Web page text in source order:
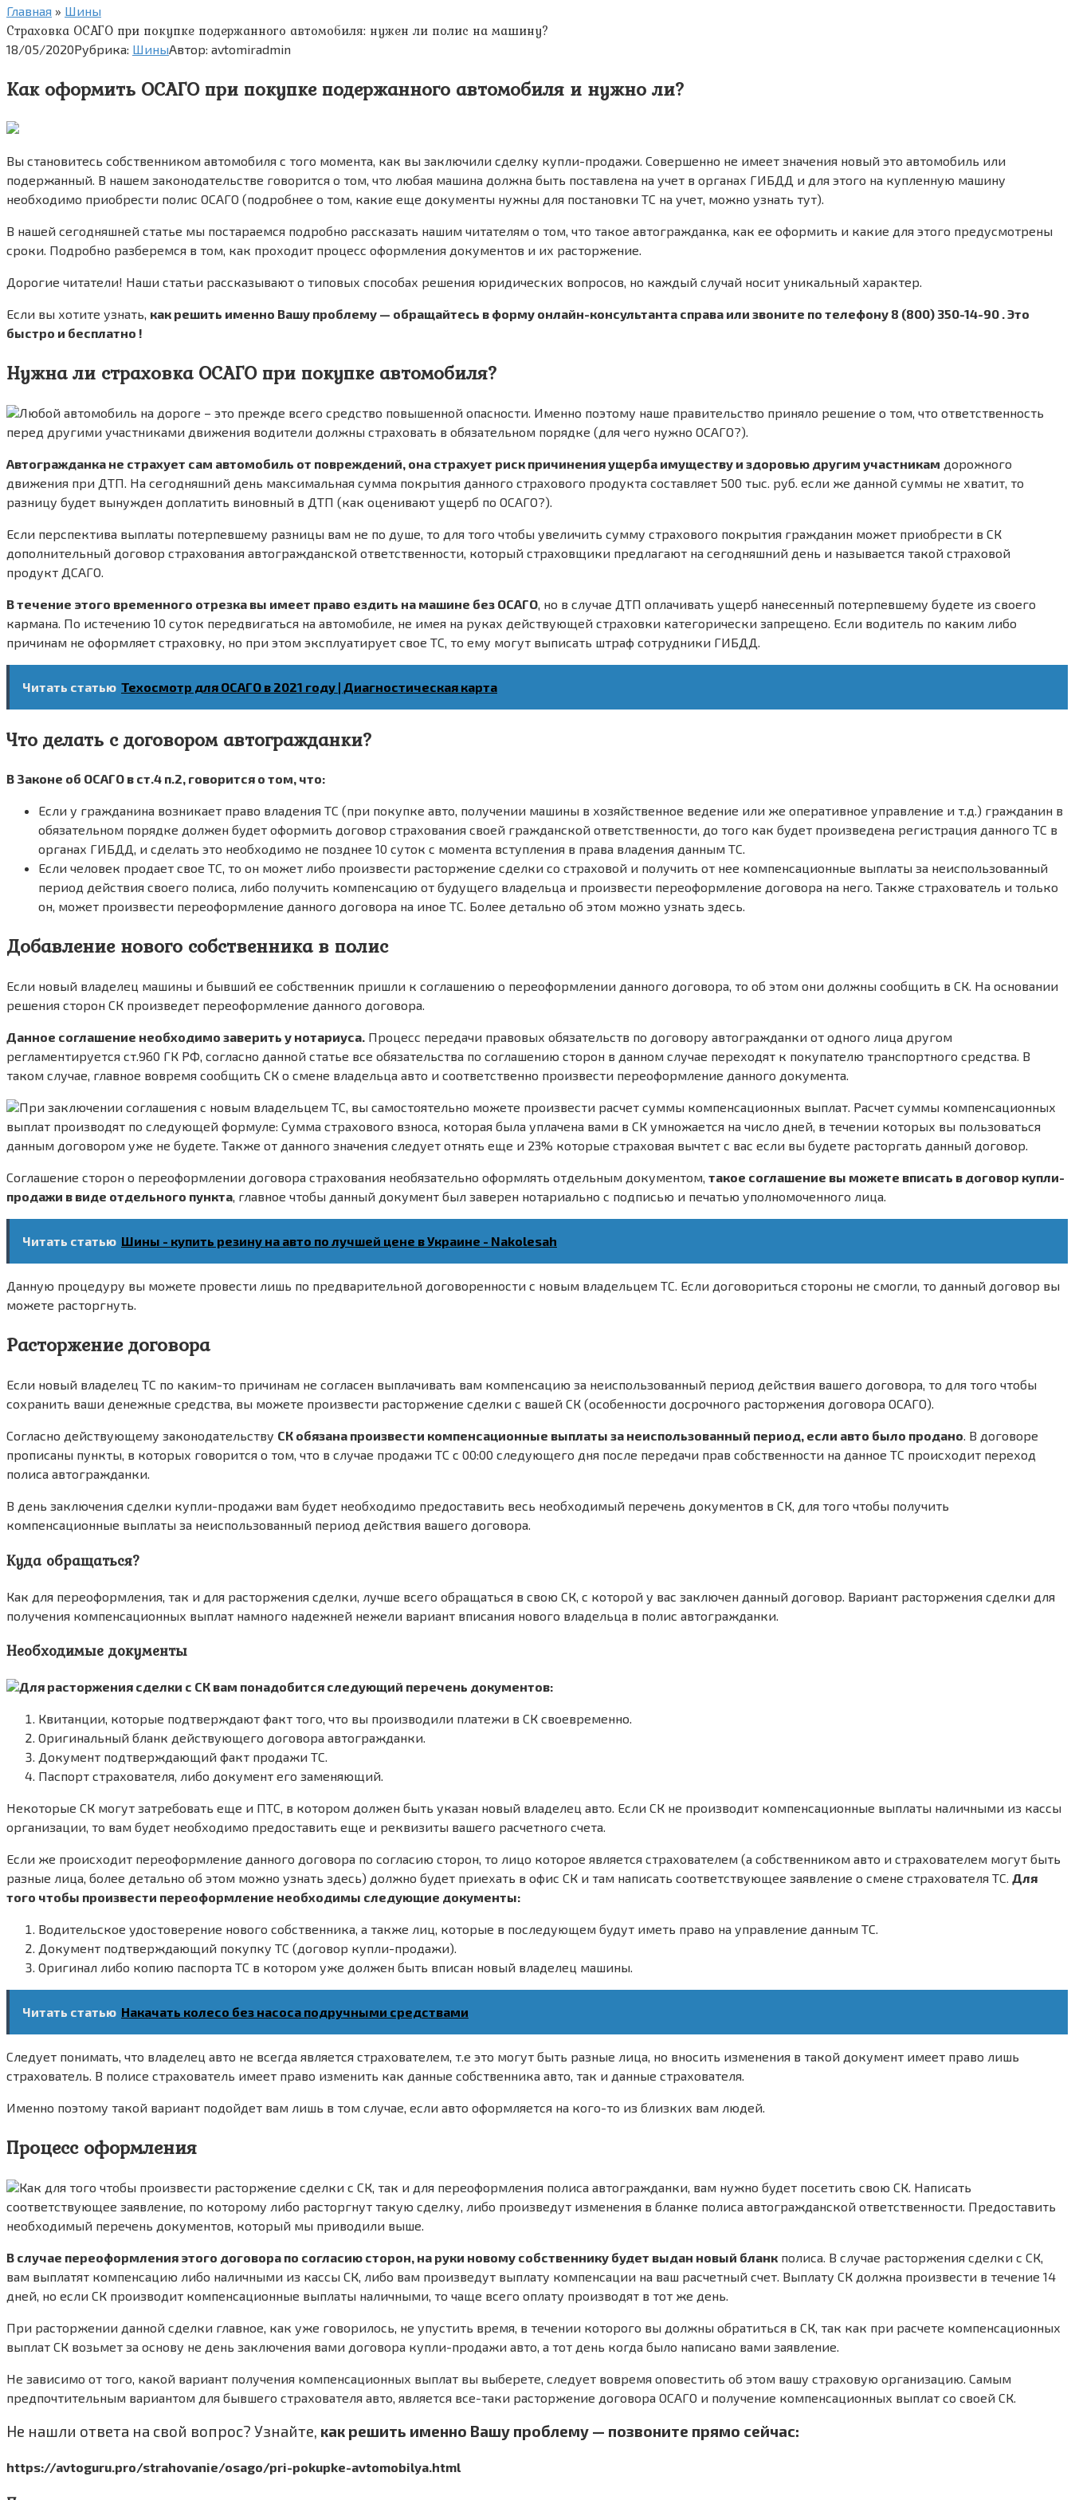
Главная » Шины
Страховка ОСАГО при покупке подержанного автомобиля: нужен ли полис на машину?
18/05/2020Рубрика: ШиныАвтор: avtomiradmin
Как оформить ОСАГО при покупке подержанного автомобиля и нужно ли?
Вы становитесь собственником автомобиля с того момента, как вы заключили сделку купли-продажи. Совершенно не имеет значения новый это автомобиль или
подержанный. В нашем законодательстве говорится о том, что любая машина должна быть поставлена на учет в органах ГИБДД и для этого на купленную машину
необходимо приобрести полис ОСАГО (подробнее о том, какие еще документы нужны для постановки ТС на учет, можно узнать тут).
В нашей сегодняшней статье мы постараемся подробно рассказать нашим читателям о том, что такое автогражданка, как ее оформить и какие для этого предусмотрены
сроки. Подробно разберемся в том, как проходит процесс оформления документов и их расторжение.
Дорогие читатели! Наши статьи рассказывают о типовых способах решения юридических вопросов, но каждый случай носит уникальный характер.
Если вы хотите узнать, как решить именно Вашу проблему — обращайтесь в форму онлайн-консультанта справа или звоните по телефону 8 (800) 350-14-90 . Это
быстро и бесплатно !
Нужна ли страховка ОСАГО при покупке автомобиля?
Любой автомобиль на дороге – это прежде всего средство повышенной опасности. Именно поэтому наше правительство приняло решение о том, что ответственность
перед другими участниками движения водители должны страховать в обязательном порядке (для чего нужно ОСАГО?).
Автогражданка не страхует сам автомобиль от повреждений, она страхует риск причинения ущерба имуществу и здоровью другим участникам дорожного
движения при ДТП. На сегодняшний день максимальная сумма покрытия данного страхового продукта составляет 500 тыс. руб. если же данной суммы не хватит, то
разницу будет вынужден доплатить виновный в ДТП (как оценивают ущерб по ОСАГО?).
Если перспектива выплаты потерпевшему разницы вам не по душе, то для того чтобы увеличить сумму страхового покрытия гражданин может приобрести в СК
дополнительный договор страхования автогражданской ответственности, который страховщики предлагают на сегодняшний день и называется такой страховой
продукт ДСАГО.
В течение этого временного отрезка вы имеет право ездить на машине без ОСАГО , но в случае ДТП оплачивать ущерб нанесенный потерпевшему будете из своего
кармана. По истечению 10 суток передвигаться на автомобиле, не имея на руках действующей страховки категорически запрещено. Если водитель по каким либо
причинам не оформляет страховку, но при этом эксплуатирует свое ТС, то ему могут выписать штраф сотрудники ГИБДД.
Читать статью Техосмотр для ОСАГО в 2021 году | Диагностическая карта
Что делать с договором автогражданки?
В Законе об ОСАГО в ст.4 п.2, говорится о том, что:
Если у гражданина возникает право владения ТС (при покупке авто, получении машины в хозяйственное ведение или же оперативное управление и т.д.) гражданин в
обязательном порядке должен будет оформить договор страхования своей гражданской ответственности, до того как будет произведена регистрация данного ТС в
органах ГИБДД, и сделать это необходимо не позднее 10 суток с момента вступления в права владения данным ТС.
Если человек продает свое ТС, то он может либо произвести расторжение сделки со страховой и получить от нее компенсационные выплаты за неиспользованный
период действия своего полиса, либо получить компенсацию от будущего владельца и произвести переоформление договора на него. Также страхователь и только
он, может произвести переоформление данного договора на иное ТС. Более детально об этом можно узнать здесь.
Добавление нового собственника в полис
Если новый владелец машины и бывший ее собственник пришли к соглашению о переоформлении данного договора, то об этом они должны сообщить в СК. На основании
решения сторон СК произведет переоформление данного договора.
Данное соглашение необходимо заверить у нотариуса. Процесс передачи правовых обязательств по договору автогражданки от одного лица другом
регламентируется ст.960 ГК РФ, согласно данной статье все обязательства по соглашению сторон в данном случае переходят к покупателю транспортного средства. В
таком случае, главное вовремя сообщить СК о смене владельца авто и соответственно произвести переоформление данного документа.
При заключении соглашения с новым владельцем ТС, вы самостоятельно можете произвести расчет суммы компенсационных выплат. Расчет суммы компенсационных
выплат производят по следующей формуле: Сумма страхового взноса, которая была уплачена вами в СК умножается на число дней, в течении которых вы пользоваться
данным договором уже не будете. Также от данного значения следует отнять еще и 23% которые страховая вычтет с вас если вы будете расторгать данный договор.
Соглашение сторон о переоформлении договора страхования необязательно оформлять отдельным документом, такое соглашение вы можете вписать в договор купли-
продажи в виде отдельного пункта, главное чтобы данный документ был заверен нотариально с подписью и печатью уполномоченного лица.
Читать статью Шины - купить резину на авто по лучшей цене в Украине - Nakolesah
Данную процедуру вы можете провести лишь по предварительной договоренности с новым владельцем ТС. Если договориться стороны не смогли, то данный договор вы
можете расторгнуть.
Расторжение договора
Если новый владелец ТС по каким-то причинам не согласен выплачивать вам компенсацию за неиспользованный период действия вашего договора, то для того чтобы
сохранить ваши денежные средства, вы можете произвести расторжение сделки с вашей СК (особенности досрочного расторжения договора ОСАГО).
Согласно действующему законодательству СК обязана произвести компенсационные выплаты за неиспользованный период, если авто было продано. В договоре
прописаны пункты, в которых говорится о том, что в случае продажи ТС с 00:00 следующего дня после передачи прав собственности на данное ТС происходит переход
полиса автогражданки.
В день заключения сделки купли-продажи вам будет необходимо предоставить весь необходимый перечень документов в СК, для того чтобы получить
компенсационные выплаты за неиспользованный период действия вашего договора.
Куда обращаться?
Как для переоформления, так и для расторжения сделки, лучше всего обращаться в свою СК, с которой у вас заключен данный договор. Вариант расторжения сделки для
получения компенсационных выплат намного надежней нежели вариант вписания нового владельца в полис автогражданки.
Необходимые документы
Для расторжения сделки с СК вам понадобится следующий перечень документов:
Квитанции, которые подтверждают факт того, что вы производили платежи в СК своевременно.
Оригинальный бланк действующего договора автогражданки.
Документ подтверждающий факт продажи ТС.
Паспорт страхователя, либо документ его заменяющий.
Некоторые СК могут затребовать еще и ПТС, в котором должен быть указан новый владелец авто. Если СК не производит компенсационные выплаты наличными из кассы
организации, то вам будет необходимо предоставить еще и реквизиты вашего расчетного счета.
Если же происходит переоформление данного договора по согласию сторон, то лицо которое является страхователем (а собственником авто и страхователем могут быть
разные лица, более детально об этом можно узнать здесь) должно будет приехать в офис СК и там написать соответствующее заявление о смене страхователя ТС. Для
того чтобы произвести переоформление необходимы следующие документы:
Водительское удостоверение нового собственника, а также лиц, которые в последующем будут иметь право на управление данным ТС.
Документ подтверждающий покупку ТС (договор купли-продажи).
Оригинал либо копию паспорта ТС в котором уже должен быть вписан новый владелец машины.
Читать статью Накачать колесо без насоса подручными средствами
Следует понимать, что владелец авто не всегда является страхователем, т.е это могут быть разные лица, но вносить изменения в такой документ имеет право лишь
страхователь. В полисе страхователь имеет право изменить как данные собственника авто, так и данные страхователя.
Именно поэтому такой вариант подойдет вам лишь в том случае, если авто оформляется на кого-то из близких вам людей.
Процесс оформления
Как для того чтобы произвести расторжение сделки с СК, так и для переоформления полиса автогражданки, вам нужно будет посетить свою СК. Написать
соответствующее заявление, по которому либо расторгнут такую сделку, либо произведут изменения в бланке полиса автогражданской ответственности. Предоставить
необходимый перечень документов, который мы приводили выше.
В случае переоформления этого договора по согласию сторон, на руки новому собственнику будет выдан новый бланк полиса. В случае расторжения сделки с СК,
вам выплатят компенсацию либо наличными из кассы СК, либо вам произведут выплату компенсации на ваш расчетный счет. Выплату СК должна произвести в течение 14
дней, но если СК производит компенсационные выплаты наличными, то чаще всего оплату производят в тот же день.
При расторжении данной сделки главное, как уже говорилось, не упустить время, в течении которого вы должны обратиться в СК, так как при расчете компенсационных
выплат СК возьмет за основу не день заключения вами договора купли-продажи авто, а тот день когда было написано вами заявление.
Не зависимо от того, какой вариант получения компенсационных выплат вы выберете, следует вовремя оповестить об этом вашу страховую организацию. Самым
предпочтительным вариантом для бывшего страхователя авто, является все-таки расторжение договора ОСАГО и получение компенсационных выплат со своей СК.
Не нашли ответа на свой вопрос? Узнайте, как решить именно Вашу проблему — позвоните прямо сейчас:
https://avtoguru.pro/strahovanie/osago/pri-pokupke-avtomobilya.html